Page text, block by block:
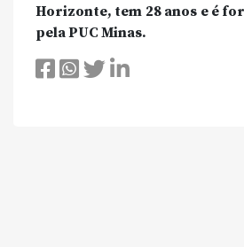
Horizonte, tem 28 anos e é
pela PUC Minas.